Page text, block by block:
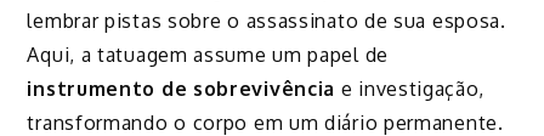
lembrar pistas sobre o assassinato de sua esposa.
Aqui, a tatuagem assume um papel de
instrumento de sobrevivência e investigação,
transformando o corpo em um diário permanente.